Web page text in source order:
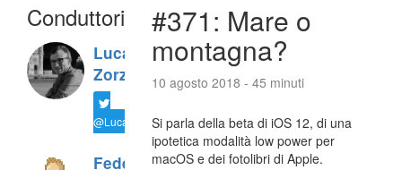
Conduttori
Luca
Zorzi
@LucaTNT
Federico
#371: Mare o
montagna?
10 agosto 2018 - 45 minuti
Si parla della beta di iOS 12, di una
ipotetica modalità low power per
macOS e dei fotolibri di Apple.